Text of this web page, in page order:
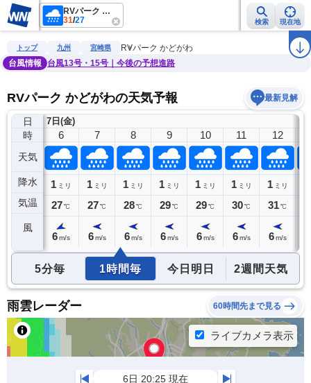
RVパーク かどがわ
31/27 検索 現在地
雨雲レーダー 台風情報 地震情報 警報・注意報 ラ
トップ 九州 宮崎県
RVパーク かどがわ
台風情報
台風13号・15号｜今後の予想進路
RVパーク かどがわの天気予報 最新見解
日
時
天気
降水
気温
風
7日(金)
5
1ミリ
28℃
6
1 ミリ
27℃
6 m/s
7
1 ミリ
27℃
6 m/s
8
1 ミリ
28℃
6 m/s
9
1 ミリ
29℃
6 m/s
10
1 ミリ
29℃
6 m/s
11
1 ミリ
30℃
6 m/s
12
1 ミリ
31℃
6 m/s
5分毎 1時間毎 今日明日 2週間天気
雨雲レーダー 60時間先まで見る